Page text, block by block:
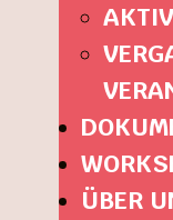
ÜBER